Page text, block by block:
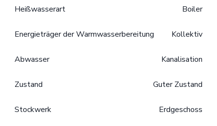
Heißwasserart Boiler
Energieträger der Warmwasserbereitung Kollektiv
Abwasser Kanalisation
Zustand Guter Zustand
Stockwerk Erdgeschoss